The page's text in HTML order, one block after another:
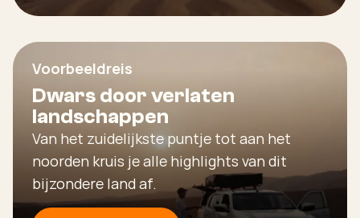
Voorbeeldreis
Dwars door verlaten
landschappen
Van het zuidelijkste puntje tot aan het
noorden kruis je alle highlights van dit
bijzondere land af.